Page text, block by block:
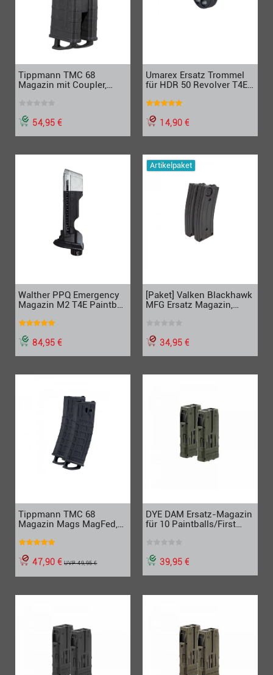
Tippmann TMC 68
Magazin mit Coupler,
54,95 €
Umarex Ersatz Trommel
für HDR 50 Revolver T4E,
14,90 €
Walther PPQ Emergency
Magazin M2 T4E Paintball
cal 0.43 GBB
84,95 €
Artikelpaket
[Paket] Valken Blackhawk
MFG Ersatz Magazin,
schwarz
34,95 €
Tippmann TMC 68
Magazin Mags MagFed,
47,90 € UVP 49,95 €
DYE DAM Ersatz-Magazin
für 10 Paintballs/First
39,95 €